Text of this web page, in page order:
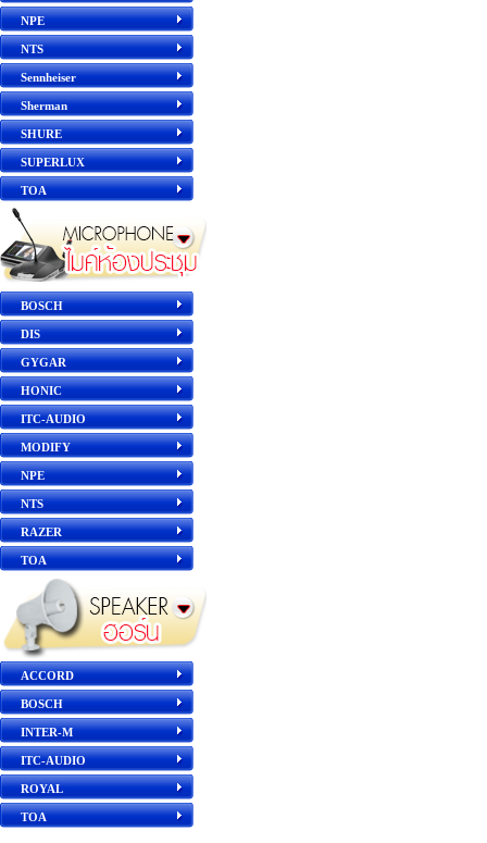
NPE
NTS
Sennheiser
Sherman
SHURE
SUPERLUX
TOA
BOSCH
DIS
GYGAR
HONIC
ITC-AUDIO
MODIFY
NPE
NTS
RAZER
TOA
ACCORD
BOSCH
INTER-M
ITC-AUDIO
ROYAL
TOA